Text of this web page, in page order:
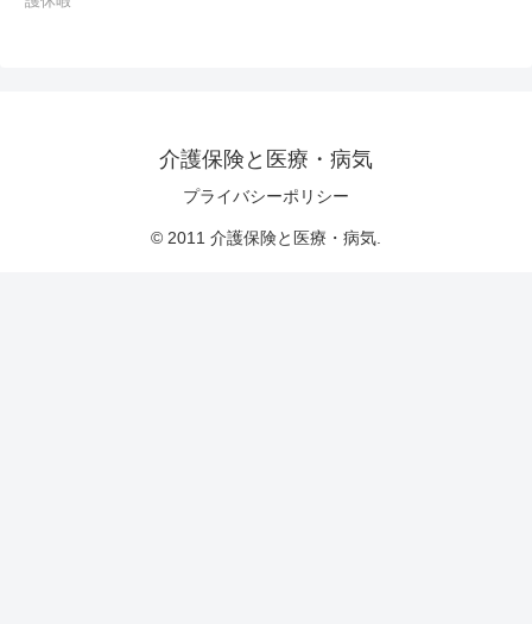
介護保険と医療・病気
プライバシーポリシー
© 2011 介護保険と医療・病気.